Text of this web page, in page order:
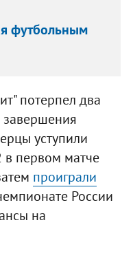
футбольным
потерпел два
уступили
в первом матче
проиграли
России
на